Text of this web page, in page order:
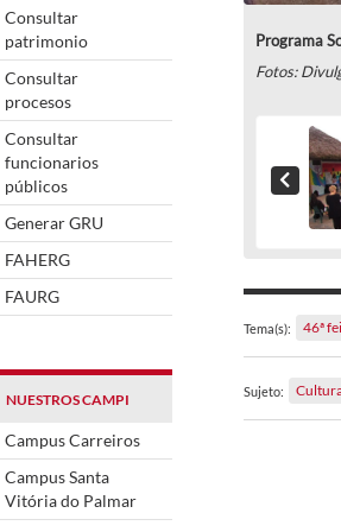
Consultar
patrimonio
Consultar
procesos
Consultar
funcionarios
públicos
Generar GRU
FAHERG
FAURG
NUESTROS CAMPI
Campus Carreiros
Campus Santa
Vitória do Palmar
Programa
Fotos:
Tema(s): 46ª
Sujeto: